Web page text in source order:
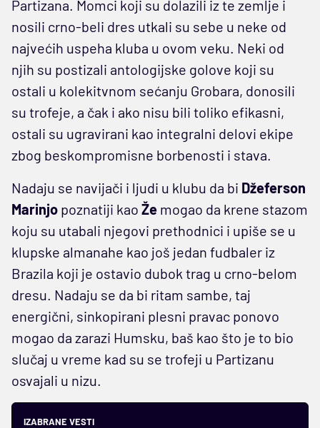
Partizana. Momci koji su dolazili iz te zemlje i
nosili crno-beli dres utkali su sebe u neke od
najvećih uspeha kluba u ovom veku. Neki od
njih su postizali antologijske golove koji su
ostali u kolekitvnom sećanju Grobara, donosili
su trofeje, a čak i ako nisu bili toliko efikasni,
ostali su ugravirani kao integralni delovi ekipe
zbog beskompromisne borbenosti i stava.
Nadaju se navijači i ljudi u klubu da bi Džeferson
Marinjo poznatiji kao Že mogao da krene stazom
koju su utabali njegovi prethodnici i upiše se u
klupske almanahe kao još jedan fudbaler iz
Brazila koji je ostavio dubok trag u crno-belom
dresu. Nadaju se da bi ritam sambe, taj
energični, sinkopirani plesni pravac ponovo
mogao da zarazi Humsku, baš kao što je to bio
slučaj u vreme kad su se trofeji u Partizanu
osvajali u nizu.
IZABRANE VESTI